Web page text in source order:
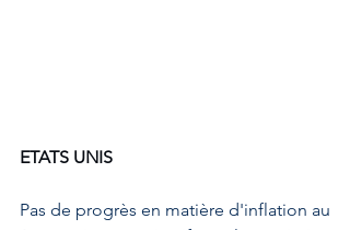
ETATS UNIS
Pas de progrès en matière d'inflation au